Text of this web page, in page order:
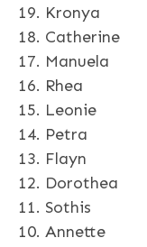
19. Kronya
18. Catherine
17. Manuela
16. Rhea
15. Leonie
14. Petra
13. Flayn
12. Dorothea
11. Sothis
10. Annette